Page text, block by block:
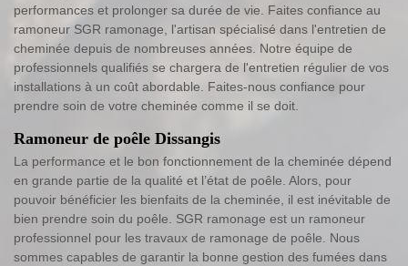
performances et prolonger sa durée de vie. Faites confiance au
ramoneur SGR ramonage, l'artisan spécialisé dans l'entretien de
cheminée depuis de nombreuses années. Notre équipe de
professionnels qualifiés se chargera de l'entretien régulier de vos
installations à un coût abordable. Faites-nous confiance pour
prendre soin de votre cheminée comme il se doit.
Ramoneur de poêle Dissangis
La performance et le bon fonctionnement de la cheminée dépend
en grande partie de la qualité et l’état de poêle. Alors, pour
pouvoir bénéficier les bienfaits de la cheminée, il est inévitable de
bien prendre soin du poêle. SGR ramonage est un ramoneur
professionnel pour les travaux de ramonage de poêle. Nous
sommes capables de garantir la bonne gestion des fumées dans